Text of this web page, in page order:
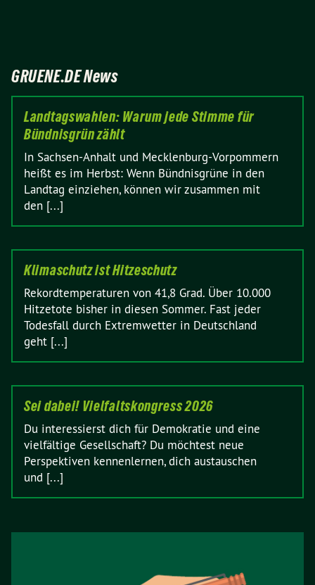
GRUENE.DE News
Landtagswahlen: Warum jede Stimme für
Bündnisgrün zählt
In Sachsen-Anhalt und Mecklenburg-Vorpommern
heißt es im Herbst: Wenn Bündnisgrüne in den
Landtag einziehen, können wir zusammen mit
den [...]
Klimaschutz ist Hitzeschutz
Rekordtemperaturen von 41,8 Grad. Über 10.000
Hitzetote bisher in diesen Sommer. Fast jeder
Todesfall durch Extremwetter in Deutschland
geht [...]
Sei dabei! Vielfaltskongress 2026
Du interessierst dich für Demokratie und eine
vielfältige Gesellschaft? Du möchtest neue
Perspektiven kennenlernen, dich austauschen
und [...]